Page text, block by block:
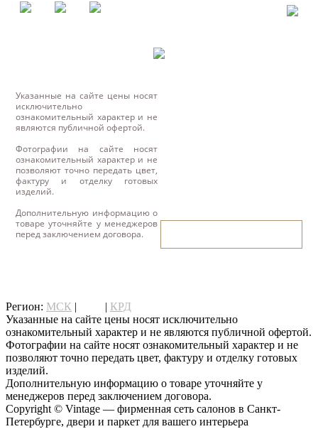
Указанные на сайте цены носят
исключительно
ознакомительный характер и не
являются публичной офертой.
Фотографии на сайте носят
ознакомительный характер и не
позволяют точно передать цвет,
фактуру и отделку готовых
изделий.
Дополнительную информацию о
товаре уточняйте у менеджеров
перед заключением договора.
Регион: МСК | | КРД
Указанные на сайте цены носят исключительно
ознакомительный характер и не являются публичной офертой.
Фотографии на сайте носят ознакомительный характер и не
позволяют точно передать цвет, фактуру и отделку готовых
изделий.
Дополнительную информацию о товаре уточняйте у
менеджеров перед заключением договора.
Copyright © Vintage — фирменная сеть салонов в Санкт-
Петербурге, двери и паркет для вашего интерьера